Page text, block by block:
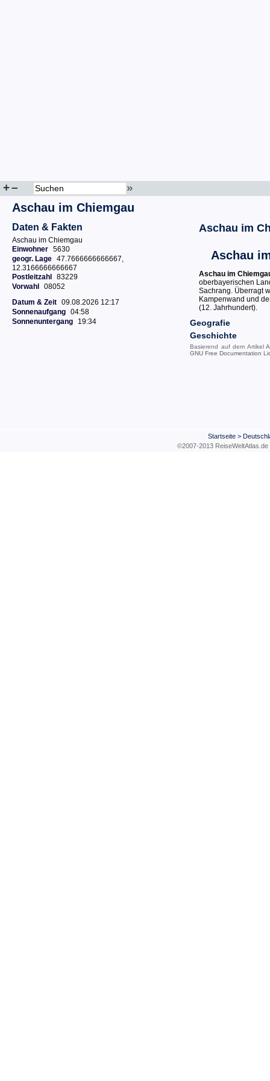
+– »
Aschau im Chiemgau
Daten & Fakten
Aschau im Chiemgau
Einwohner 5630
geogr. Lage 47.7666666666667,
12.3166666666667
Postleitzahl
83229
Vorwahl
08052
Datum & Zeit 09.08.2026 12:17
Sonnenaufgang 04:58
Sonnenuntergang
19:34
Aschau im
Aschau
Aschau im
oberbayerischen
Sachrang. Überragt
Kampenwand und
(12. Jahrhundert).
Geografie
Geschichte
Basierend auf dem Artikel
GNU Free Documentation
Startseite>
©2007-2013